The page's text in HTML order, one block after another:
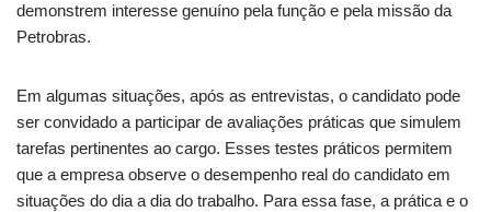
demonstrem interesse genuíno pela função e pela missão da
Petrobras.
Em algumas situações, após as entrevistas, o candidato pode
ser convidado a participar de avaliações práticas que simulem
tarefas pertinentes ao cargo. Esses testes práticos permitem
que a empresa observe o desempenho real do candidato em
situações do dia a dia do trabalho. Para essa fase, a prática e o